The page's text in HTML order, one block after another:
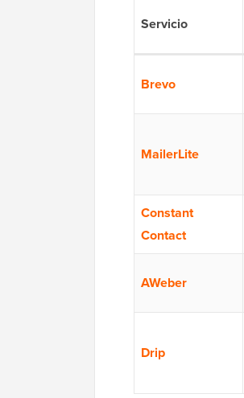
Servicio
Brevo
MailerLite
Constant
Contact
AWeber
Drip